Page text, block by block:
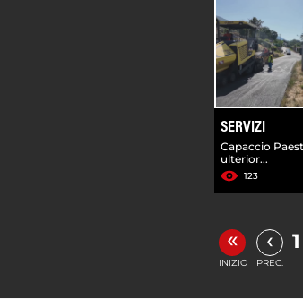
SERVIZI
Capaccio
ulterior...
123
«
INIZIO
‹
PREC.
1